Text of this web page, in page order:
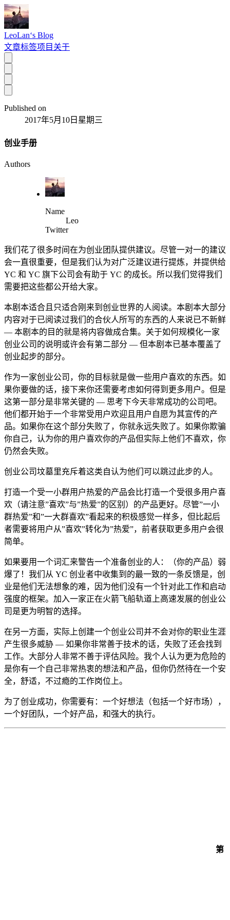
LeoLan‘s Blog
文章标签项目 关于
Published on
2017年5月10日星期三
创业手册
Authors
Name
Leo
Twitter
我们花了很多时间在为创业团队提供建议。尽管一对一的建议
会一直很重要，但是我们认为对广泛建议进行提炼，并提供给
YC 和 YC 旗下公司会有助于 YC 的成长。所以我们觉得我们
需要把这些都公开给大家。
本剧本适合且只适合刚来到创业世界的人阅读。本剧本大部分
内容对于已阅读过我们的合伙人所写的东西的人来说已不新鲜
— 本剧本的目的就是将内容做成合集。关于如何规模化一家
创业公司的说明或许会有第二部分 — 但本剧本已基本覆盖了
创业起步的部分。
作为一家创业公司，你的目标就是做一些用户喜欢的东西。如
果你要做的话，接下来你还需要考虑如何得到更多用户。但是
这第一部分是非常关键的 — 思考下今天非常成功的公司吧。
他们都开始于一个非常受用户欢迎且用户自愿为其宣传的产
品。如果你在这个部分失败了，你就永远失败了。如果你欺骗
你自己，认为你的用户喜欢你的产品但实际上他们不喜欢，你
仍然会失败。
创业公司坟墓里充斥着这类自认为他们可以跳过此步的人。
打造一个受一小群用户热爱的产品会比打造一个受很多用户喜
欢（请注意”喜欢”与”热爱”的区别）的产品更好。尽管”一小
群热爱”和”一大群喜欢”看起来的积极感觉一样多，但比起后
者需要将用户从”喜欢”转化为”热爱”，前者获取更多用户会很
简单。
如果要用一个词汇来警告一个准备创业的人：（你的产品）弱
爆了！我们从 YC 创业者中收集到的最一致的一条反馈是，创
业是他们无法想象的难，因为他们没有一个针对此工作和启动
强度的框架。加入一家正在火箭飞船轨道上高速发展的创业公
司是更为明智的选择。
在另一方面，实际上创建一个创业公司并不会对你的职业生涯
产生很多威胁 — 如果你非常善于技术的话，失败了还会找到
工作。大部分人非常不善于评估风险。我个人认为更为危险的
是你有一个自己非常热衷的想法和产品，但你仍然待在一个安
全，舒适，不过瘾的工作岗位上。
为了创业成功，你需要有：一个好想法（包括一个好市场），
一个好团队，一个好产品，和强大的执行。
第